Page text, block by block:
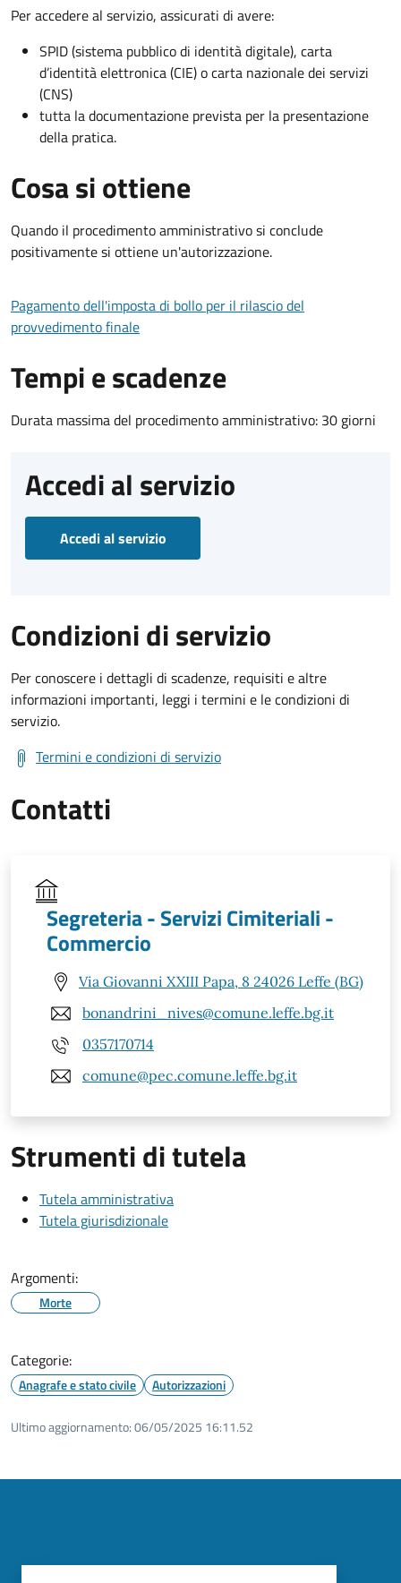
Per accedere al servizio, assicurati di avere:
SPID (sistema pubblico di identità digitale), carta
d’identità elettronica (CIE) o carta nazionale dei servizi
(CNS)
tutta la documentazione prevista per la presentazione
della pratica.
Cosa si ottiene
Quando il procedimento amministrativo si conclude
positivamente si ottiene un'autorizzazione.
Pagamento dell'imposta di bollo per il rilascio del
provvedimento finale
Tempi e scadenze
Durata massima del procedimento amministrativo: 30 giorni
Accedi al servizio
Accedi al servizio
Condizioni di servizio
Per conoscere i dettagli di scadenze, requisiti e altre
informazioni importanti, leggi i termini e le condizioni di
servizio.
Termini e condizioni di servizio
Contatti
Segreteria - Servizi Cimiteriali -
Commercio
Via Giovanni XXIII Papa, 8 24026 Leffe (BG)
bonandrini_nives@comune.leffe.bg.it
0357170714
comune@pec.comune.leffe.bg.it
Strumenti di tutela
Tutela amministrativa
Tutela giurisdizionale
Argomenti:
Morte
Categorie:
Anagrafe e stato civile Autorizzazioni
Ultimo aggiornamento:06/05/2025 16:11.52